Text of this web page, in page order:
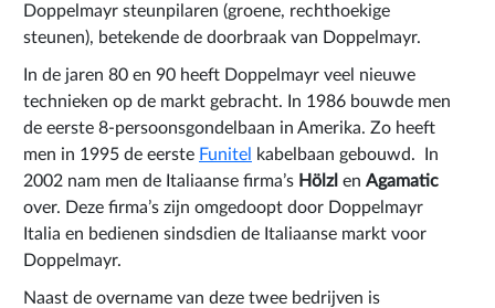
Doppelmayr steunpilaren (groene, rechthoekige
steunen), betekende de doorbraak van Doppelmayr.
In de jaren 80 en 90 heeft Doppelmayr veel nieuwe
technieken op de markt gebracht. In 1986 bouwde men
de eerste 8-persoonsgondelbaan in Amerika. Zo heeft
men in 1995 de eerste Funitel kabelbaan gebouwd. In
2002 nam men de Italiaanse firma’s Hölzl en Agamatic
over. Deze firma’s zijn omgedoopt door Doppelmayr
Italia en bedienen sindsdien de Italiaanse markt voor
Doppelmayr.
Naast de overname van deze twee bedrijven is